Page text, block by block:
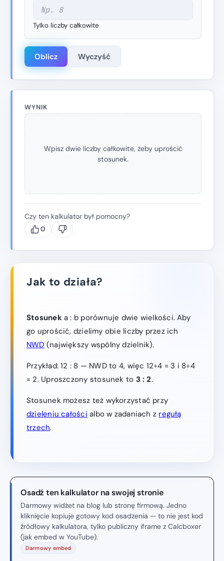
Tylko liczby całkowite
Oblicz Wyczyść
WYNIK
Wpisz dwie liczby całkowite, żeby uprościć
stosunek.
Czy ten kalkulator był pomocny?
0
Jak to działa?
Stosuneka : b porównuje dwie wielkości. Aby
go uprościć, dzielimy obie liczby przez ich
NWD (największy wspólny dzielnik).
Przykład: 12 : 8 — NWD to 4, więc 12÷4 = 3 i 8÷4
= 2. Uproszczony stosunek to 3 : 2.
Stosunek możesz też wykorzystać przy
dzieleniu całości albo w zadaniach z regułą
trzech.
Osadź ten kalkulator na swojej stronie
Darmowy widżet na blog lub stronę firmową. Jedno
kliknięcie kopiuje gotowy kod osadzenia — to nie jest kod
źródłowy kalkulatora, tylko publiczny iframe z Calcboxer
(jak embed w YouTube).
Darmowy embed